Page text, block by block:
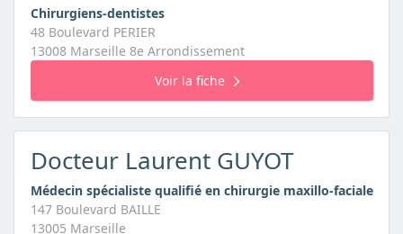
Chirurgiens-dentistes
48 Boulevard PERIER
13008 Marseille 8e Arrondissement
Voir la fiche
Docteur Laurent GUYOT
Médecin spécialiste qualifié en chirurgie maxillo-faciale
147 Boulevard BAILLE
13005 Marseille